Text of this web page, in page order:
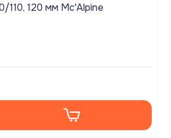
110, 120 мм Mc'Alpine